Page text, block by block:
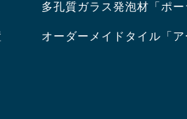
多孔質ガラス発泡材「ポー
オーダーメイドタイル「ア